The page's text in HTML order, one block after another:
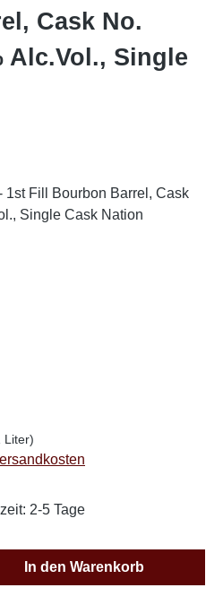
Cask No.
Alc.Vol., Single
Liter)
2-5 Tage
den gewünschten
In den Warenkorb